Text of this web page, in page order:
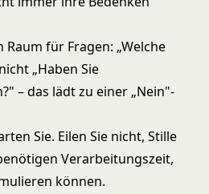
Raum für Fragen: „Welche
„Haben Sie
– das lädt zu einer „Nein"-
Sie. Eilen Sie nicht, Stille
Verarbeitungszeit,
können.